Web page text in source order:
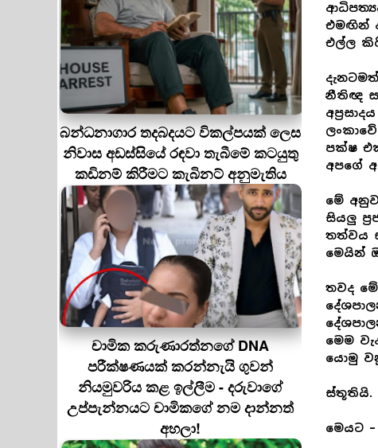
බන්ධනාගාර තදබදයට විකල්පයක් ලෙස
නිවාස අඩස්සියේ රඳවා තැබීමේ කටයුතු
කඩිනම් කිරීමට කැබිනට් අනුමැතිය
චාමික කරුණාරත්නගේ DNA
පරීක්ෂණයක් කරන්නැයි ගුවන්
නියමුවරිය කළ ඉල්ලීම - දරුවාගේ
උප්පැන්නයට චාමිකගේ නම දාන්නත්
අහලා!
එමඟින්
එල්ල
නීතිඥ
පක්ෂ
අපගේ
මේ
සියලු
තත්වය
මෙයින්
තවද
මෙම
යොමු
ස්තූතියි.
මෙයට